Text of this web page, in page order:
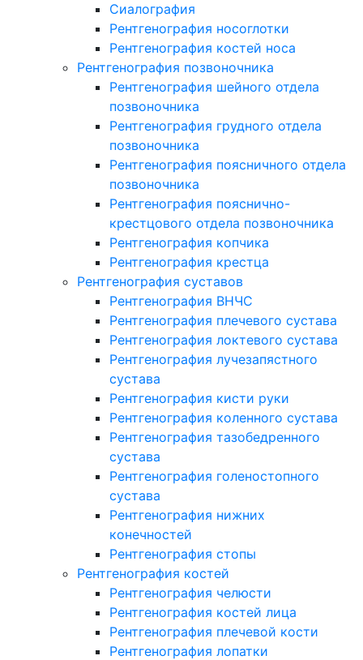
Сиалография
Рентгенография носоглотки
Рентгенография костей носа
Рентгенография позвоночника
Рентгенография шейного отдела
позвоночника
Рентгенография грудного отдела
позвоночника
Рентгенография поясничного отдела
позвоночника
Рентгенография пояснично-
крестцового отдела позвоночника
Рентгенография копчика
Рентгенография крестца
Рентгенография суставов
Рентгенография ВНЧС
Рентгенография плечевого сустава
Рентгенография локтевого сустава
Рентгенография лучезапястного
сустава
Рентгенография кисти руки
Рентгенография коленного сустава
Рентгенография тазобедренного
сустава
Рентгенография голеностопного
сустава
Рентгенография нижних
конечностей
Рентгенография стопы
Рентгенография костей
Рентгенография челюсти
Рентгенография костей лица
Рентгенография плечевой кости
Рентгенография лопатки